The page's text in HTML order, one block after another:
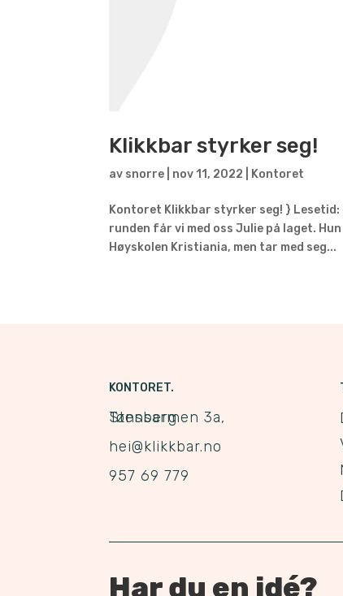
Klikkbar styrker seg!
av snorre nov 11, 2022 Kontoret
Kontoret Klikkbar styrker seg! } Lesetid:
runden får vi med oss Julie på laget.
Høyskolen Kristiania, men tar med seg...
KONTORET.
Stensarmen 3a, Tønsberg
hei@klikkbar.no
957 69 779
Har du en idé?